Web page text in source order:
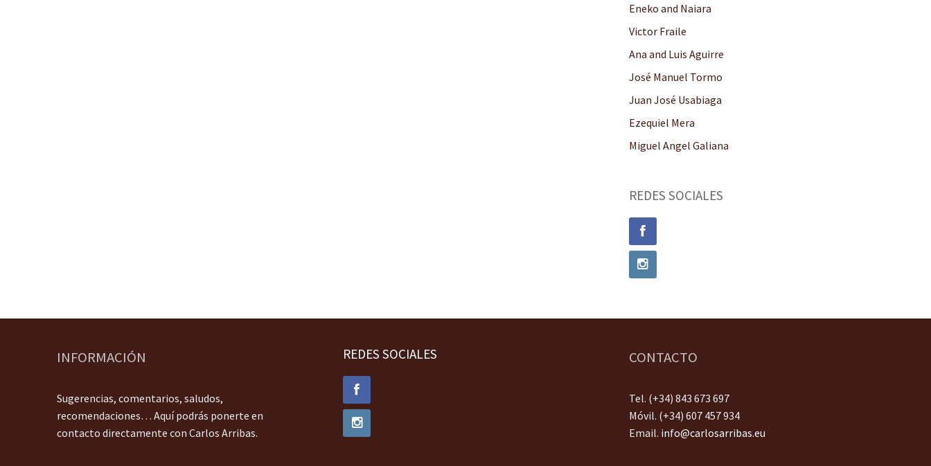
Eneko and Naiara
Victor Fraile
Ana and Luis Aguirre
José Manuel Tormo
Juan José Usabiaga
Ezequiel Mera
Miguel Angel Galiana
REDES SOCIALES
INFORMACIÓN
Sugerencias, comentarios, saludos,
recomendaciones… Aquí podrás ponerte en
contacto directamente con Carlos Arribas.
REDES SOCIALES CONTACTO
Tel. (+34) 843 673 697
Móvil. (+34) 607 457 934
Email. info@carlosarribas.eu